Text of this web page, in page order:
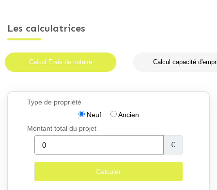
Les calculatrices
Calcul Frais de notaire Calcul capacité